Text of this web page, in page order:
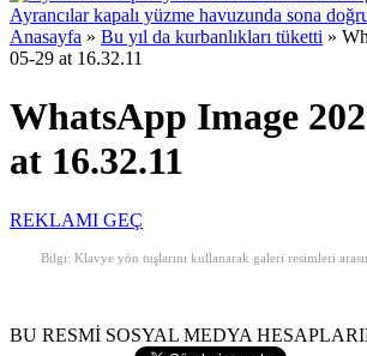
Ayrancılar kapalı yüzme havuzunda sona
Anasayfa » Bu yıl da kurbanlıkları tüketti »
05-29 at 16.32.11
WhatsApp Image
at 16.32.11
REKLAMI GEÇ
Bilgi: Klavye yön tuşlarını kullanarak galeri resimleri
BU RESMİ SOSYAL MEDYA